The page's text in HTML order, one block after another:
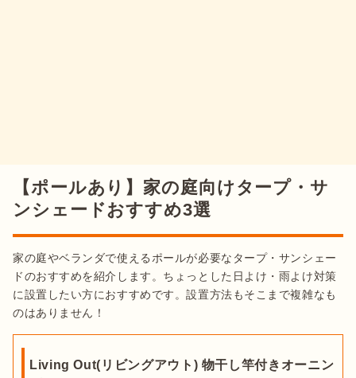
【ポールあり】家の庭向けタープ・サ
ンシェードおすすめ3選
家の庭やベランダで使えるポールが必要なタープ・サンシェー
ドのおすすめを紹介します。ちょっとした日よけ・雨よけ対策
に設置したい方におすすめです。設置方法もそこまで複雑なも
のはありません！
Living Out(リビングアウト) 物干し竿付きオーニン